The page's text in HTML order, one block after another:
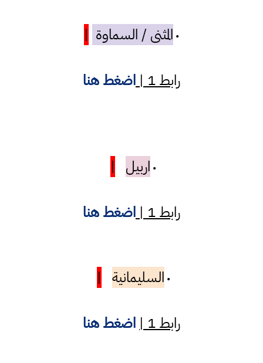
• المثنى / السماوة |
رابط 1 | اضغط هنا
• اربيل |
رابط 1 | اضغط هنا
• السليمانية |
رابط 1 | اضغط هنا